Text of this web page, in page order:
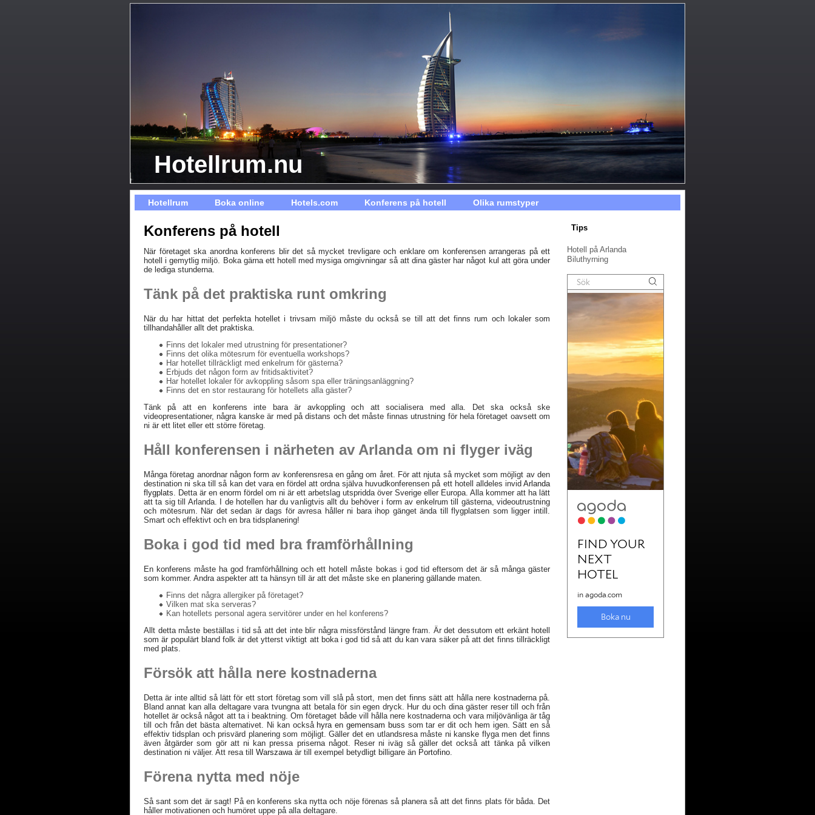
Hotellrum.nu
Hotellrum Boka online Hotels.com Konferens på hotell Olika rumstyper
Konferens på hotell
När företaget ska anordna konferens blir det så mycket trevligare och enklare om konferensen arrangeras på ett
hotell i gemytlig miljö. Boka gärna ett hotell med mysiga omgivningar så att dina gäster har något kul att göra under
de lediga stunderna.
Tänk på det praktiska runt omkring
När du har hittat det perfekta hotellet i trivsam miljö måste du också se till att det finns rum och lokaler som
tillhandahåller allt det praktiska.
Finns det lokaler med utrustning för presentationer?
Finns det olika mötesrum för eventuella workshops?
Har hotellet tillräckligt med enkelrum för gästerna?
Erbjuds det någon form av fritidsaktivitet?
Har hotellet lokaler för avkoppling såsom spa eller träningsanläggning?
Finns det en stor restaurang för hotellets alla gäster?
Tänk på att en konferens inte bara är avkoppling och att socialisera med alla. Det ska också ske
videopresentationer, några kanske är med på distans och det måste finnas utrustning för hela företaget oavsett om
ni är ett litet eller ett större företag.
Håll konferensen i närheten av Arlanda om ni flyger iväg
Många företag anordnar någon form av konferensresa en gång om året. För att njuta så mycket som möjligt av den
destination ni ska till så kan det vara en fördel att ordna själva huvudkonferensen på ett hotell alldeles invid Arlanda
flygplats. Detta är en enorm fördel om ni är ett arbetslag utspridda över Sverige eller Europa. Alla kommer att ha lätt
att ta sig till Arlanda. I de hotellen har du vanligtvis allt du behöver i form av enkelrum till gästerna, videoutrustning
och mötesrum. När det sedan är dags för avresa håller ni bara ihop gänget ända till flygplatsen som ligger intill.
Smart och effektivt och en bra tidsplanering!
Boka i god tid med bra framförhållning
En konferens måste ha god framförhållning och ett hotell måste bokas i god tid eftersom det är så många gäster
som kommer. Andra aspekter att ta hänsyn till är att det måste ske en planering gällande maten.
Finns det några allergiker på företaget?
Vilken mat ska serveras?
Kan hotellets personal agera servitörer under en hel konferens?
Allt detta måste beställas i tid så att det inte blir några missförstånd längre fram. Är det dessutom ett erkänt hotell
som är populärt bland folk är det ytterst viktigt att boka i god tid så att du kan vara säker på att det finns tillräckligt
med plats.
Försök att hålla nere kostnaderna
Detta är inte alltid så lätt för ett stort företag som vill slå på stort, men det finns sätt att hålla nere kostnaderna på.
Bland annat kan alla deltagare vara tvungna att betala för sin egen dryck. Hur du och dina gäster reser till och från
hotellet är också något att ta i beaktning. Om företaget både vill hålla nere kostnaderna och vara miljövänliga är tåg
till och från det bästa alternativet. Ni kan också hyra en gemensam buss som tar er dit och hem igen. Sätt en så
effektiv tidsplan och prisvärd planering som möjligt. Gäller det en utlandsresa måste ni kanske flyga men det finns
även åtgärder som gör att ni kan pressa priserna något. Reser ni iväg så gäller det också att tänka på vilken
destination ni väljer. Att resa till Warszawaär till exempel betydligt billigare än Portofino.
Förena nytta med nöje
Så sant som det är sagt! På en konferens ska nytta och nöje förenas så planera så att det finns plats för båda. Det
håller motivationen och humöret uppe på alla deltagare.
Tips
Hotell på Arlanda
Biluthyrning